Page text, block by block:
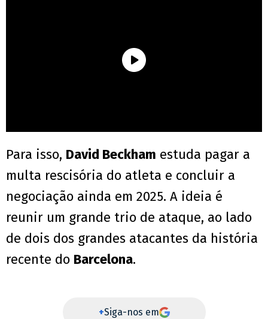
Para isso, David Beckham estuda pagar a
multa rescisória do atleta e concluir a
negociação ainda em 2025. A ideia é
reunir um grande trio de ataque, ao lado
de dois dos grandes atacantes da história
recente do Barcelona.
+Siga-nos em